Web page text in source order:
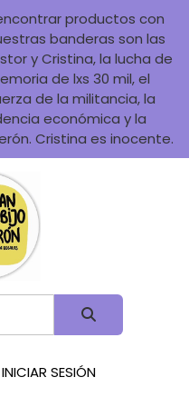
productos con
banderas son las
y Cristina, la lucha de
de lxs 30 mil, el
de la militancia, la
económica y la
Cristina es inocente.
INICIAR SESIÓN